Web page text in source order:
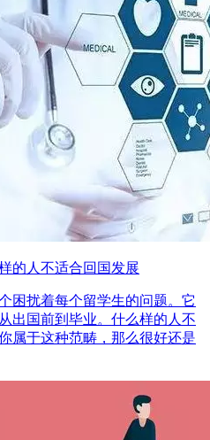
的人不适合回国发展
困扰着每个留学生的问题。它
出国前到毕业。什么样的人不
属于这种范畴，那么很好还是